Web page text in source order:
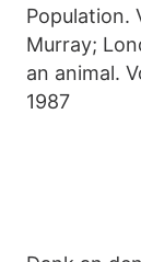
Population.
Murray;
an animal.
1987